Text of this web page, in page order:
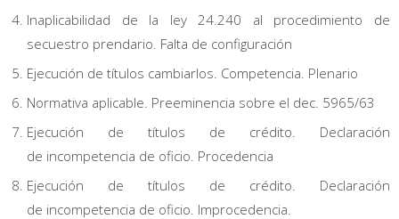
Inaplicabilidad de la ley 24.240 al procedimiento de
secuestro prendario. Falta de configuración
Ejecución de títulos cambiarlos. Competencia. Plenario
Normativa aplicable. Preeminencia sobre el dec. 5965/63
Ejecución de títulos de crédito. Declaración
de incompetencia de oficio. Procedencia
Ejecución de títulos de crédito. Declaración
de incompetencia de oficio. Improcedencia.